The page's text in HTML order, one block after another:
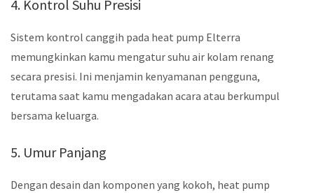
4. Kontrol Suhu Presisi
Sistem kontrol canggih pada heat pump Elterra
memungkinkan kamu mengatur suhu air kolam renang
secara presisi. Ini menjamin kenyamanan pengguna,
terutama saat kamu mengadakan acara atau berkumpul
bersama keluarga.
5. Umur Panjang
Dengan desain dan komponen yang kokoh, heat pump